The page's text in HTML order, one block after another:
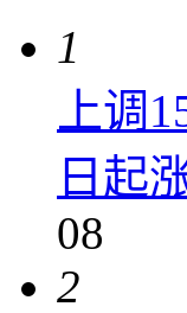
1
上调
日起
08
2